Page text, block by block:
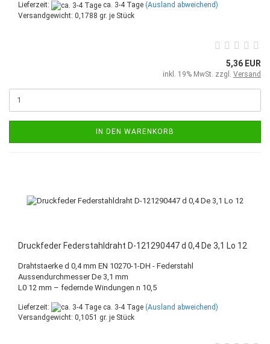
Lieferzeit: ca. 3-4 Tage (Ausland abweichend)
Versandgewicht: 0,1788 gr. je Stück
5,36 EUR
inkl. 19% MwSt. zzgl. Versand
IN DEN WARENKORB
Druckfeder Federstahldraht D-121290447 d 0,4 De 3,1 Lo 12
Drahtstaerke d 0,4 mm EN 10270-1-DH - Federstahl
Aussendurchmesser De 3,1 mm
L0 12 mm – federnde Windungen n 10,5
Lieferzeit: ca. 3-4 Tage (Ausland abweichend)
Versandgewicht: 0,1051 gr. je Stück